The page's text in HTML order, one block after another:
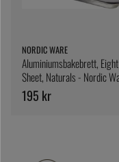
NORDIC WARE
Aluminiumsbakebrett, Eight
Sheet, Naturals - Nordic
195 kr